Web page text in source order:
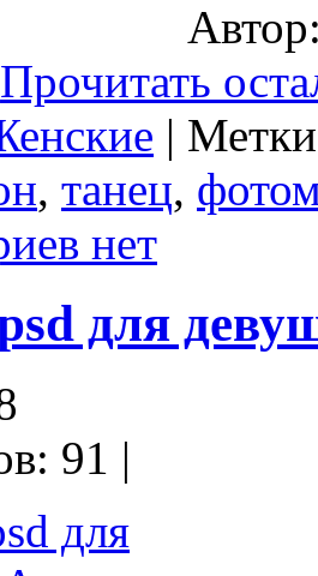
Прочитать
|
, танец,
нет
для
91 |